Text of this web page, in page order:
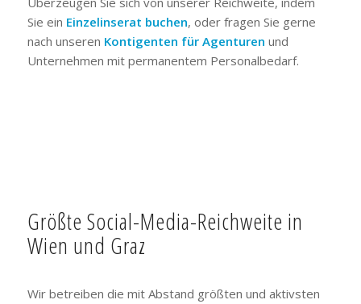
Sie ein Einzelinserat buchen, oder fragen Sie gerne
nach unseren Kontigenten für Agenturen und
Unternehmen mit permanentem Personalbedarf.
Größte Social-Media-Reichweite in
Wien und Graz
Wir betreiben die mit Abstand größten und aktivsten